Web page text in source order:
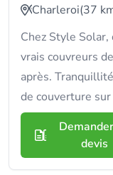
Charleroi(37
Chez Style
vrais couvreurs
après.
de couverture
devis